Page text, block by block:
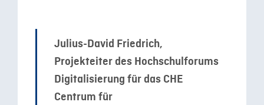
Julius-David Friedrich,
Projekteiter des Hochschulforums
Digitalisierung für das CHE
Centrum für